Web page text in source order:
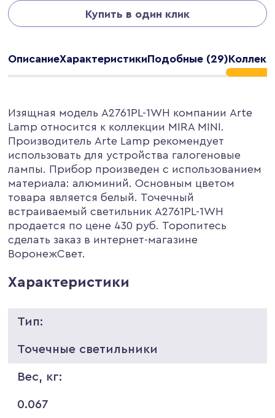
Купить в один клик
ОписаниеХарактеристикиПодобные (29)
Изящная модель A2761PL-1WH компании Arte
Lamp относится к коллекции MIRA MINI.
Производитель Arte Lamp рекомендует
использовать для устройства галогеновые
лампы. Прибор произведен с использованием
материала: алюминий. Основным цветом
товара является белый. Точечный
встраиваемый светильник A2761PL-1WH
продается по цене 430 руб. Торопитесь
сделать заказ в интернет-магазине
ВоронежСвет.
Характеристики
Тип:
Точечные светильники
Вес, кг:
0.067